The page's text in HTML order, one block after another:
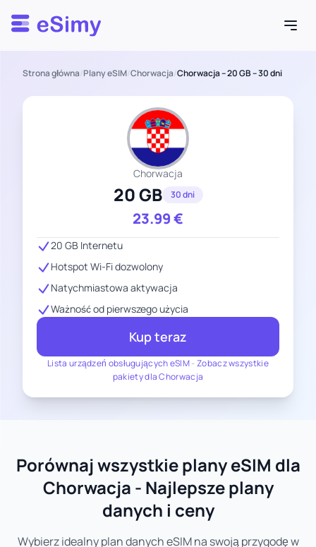
Esimy
Strona główna/Plany eSIM/Chorwacja/Chorwacja – 20 GB – 30 dni
Chorwacja
20 GB 30 dni
23.99€
Lista urządzeń obsługujących eSIM- Zobacz wszystkie
pakiety dla Chorwacja
20 GB Internetu
Hotspot Wi-Fi dozwolony
Natychmiastowa aktywacja
Ważność od pierwszego użycia
Kup teraz
Porównaj wszystkie plany eSIM dla
Chorwacja - Najlepsze plany
danych i ceny
Wybierz idealny plan danych eSIM na swoją przygodę w